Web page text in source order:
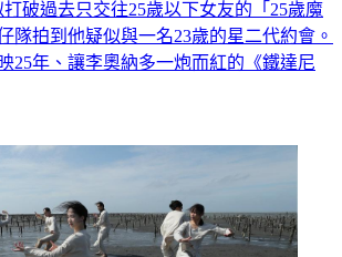
破過去只交往25歲以下女友的「25歲魔
隊拍到他疑似與一名23歲的星二代約會。
25年、讓李奧納多一炮而紅的《鐵達尼